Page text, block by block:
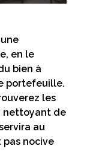
en le
bien à
portefeuille.
les
nettoyant de
au
pas nocive